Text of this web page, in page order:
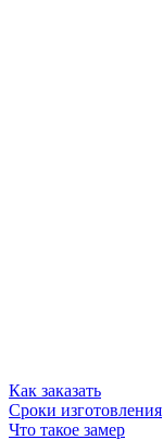
Как заказать
Сроки изготовления
Что такое замер